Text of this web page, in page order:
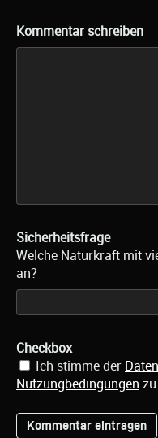
Kommentar schreiben
Sicherheitsfrage
Welche Naturkraft mit
an?
Checkbox
Ich stimme der
Nutzungbedingungen zu